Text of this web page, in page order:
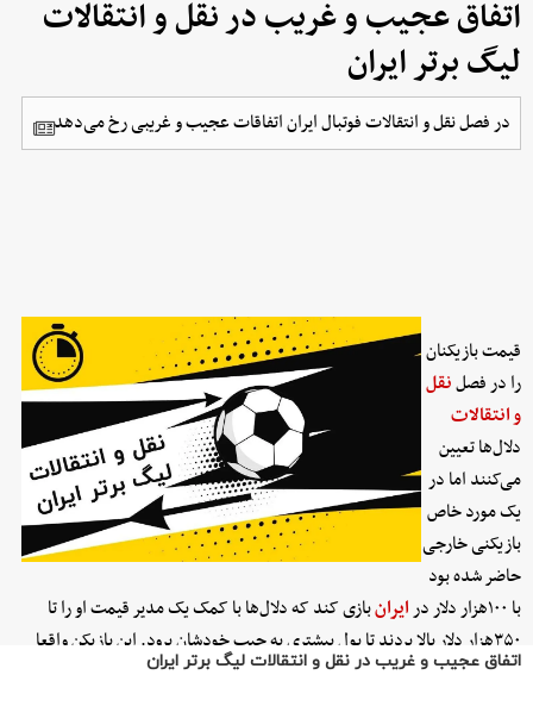
اتفاق عجیب و غریب در نقل و انتقالات لیگ برتر ایران